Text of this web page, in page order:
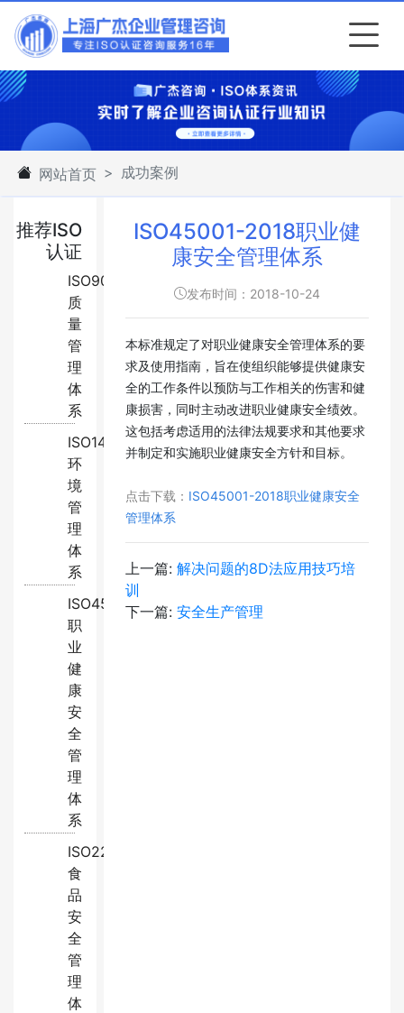
网站首页 成功案例
推荐ISO
认证
ISO9001:2015
质
量
管
理
体
系
ISO14001:2015
环
境
管
理
体
系
ISO45001:2018
职
业
健
康
安
全
管
理
体
系
ISO22000:2018
食
品
安
全
管
理
体
ISO45001-2018职业健
康安全管理体系
发布时间：2018-10-24
本标准规定了对职业健康安全管理体系的要
求及使用指南，旨在使组织能够提供健康安
全的工作条件以预防与工作相关的伤害和健
康损害，同时主动改进职业健康安全绩效。
这包括考虑适用的法律法规要求和其他要求
并制定和实施职业健康安全方针和目标。
点击下载： ISO45001-2018职业健康安全
管理体系
上一篇:解决问题的8D法应用技巧培
训
下一篇:安全生产管理